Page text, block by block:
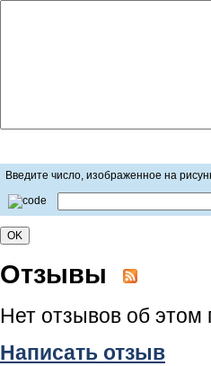
Введите число, изображенное на
Отзывы
Нет отзывов об этом
Написать отзыв